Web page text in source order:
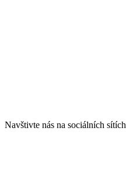
Navštivte nás na sociálních sítích